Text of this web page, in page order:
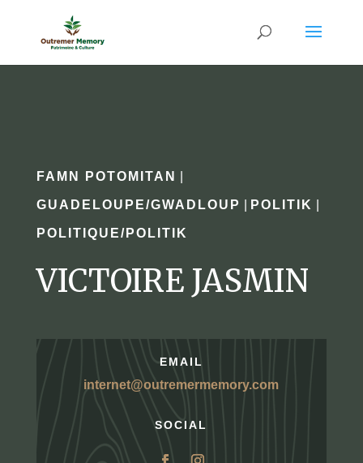
FAMN POTOMITAN
GUADELOUPE/GWADLOUP POLITIK
POLITIQUE/POLITIK
VICTOIRE JASMIN
EMAIL
internet@outremermemory.com
SOCIAL